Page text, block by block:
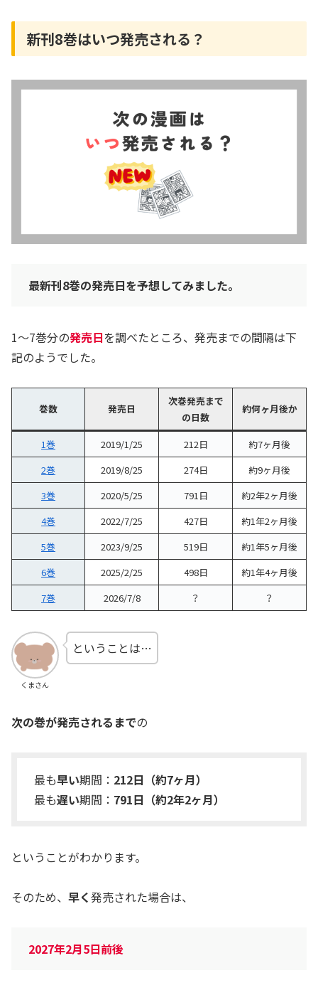
新刊8巻はいつ発売される？
最新刊8巻の発売日を予想してみました。
1〜7巻分の発売日を調べたところ、発売までの間隔は下
記のようでした。
巻数 発売日
次巻発売まで
の日数
約何ヶ月後か
1巻 2019/1/25 212日
約7ヶ月後
2巻
2019/8/25 274日
約9ヶ月後
3巻
2020/5/25 791日
約2年2ヶ月後
4巻
2022/7/25 427日
約1年2ヶ月後
5巻
2023/9/25 519日
約1年5ヶ月後
6巻
2025/2/25 498日
約1年4ヶ月後
7巻
2026/7/8 ？ ？
くまさん
ということは…
次の巻が発売されるまでの
最も早い期間： 212日（約7ヶ月）
最も遅い期間： 791日（約2年2ヶ月）
ということがわかります。
そのため、 早く発売された場合は、
2027年2月5日前後